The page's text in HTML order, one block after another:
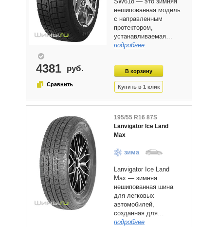
нешипованная модель
с направленным
протектором,
устанавливаемая…
подробнее
4381
195/55 R16 87S
Lanvigator Ice Land
Max
зима
Lanvigator Ice Land
Max — зимняя
нешипованная шина
для легковых
автомобилей,
созданная для…
подробнее